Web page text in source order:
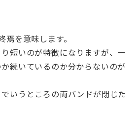
を意味します。
短いのが特徴になりますが、一
続いているのか分からないのが
いうところの両バンドが閉じた